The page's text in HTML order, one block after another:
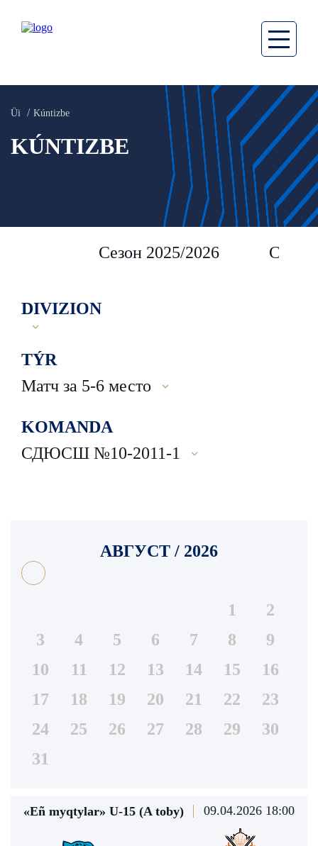
Üi Kúntizbe
KÚNTIZBE
Сезон 2025/2026 Сезон
DIVIZION
TÝR
Матч за 5-6 место
KOMANDA
СДЮСШ №10-2011-1
АВГУСТ / 2026
1
2
3
4 5 6 7 8
9
10
11 12 13 14 15
16
17
18 19 20 21 22
23
24
25 26 27 28 29
30
31
«Eñ myqtylar» U-15 (A toby) 09.04.2026 18:00